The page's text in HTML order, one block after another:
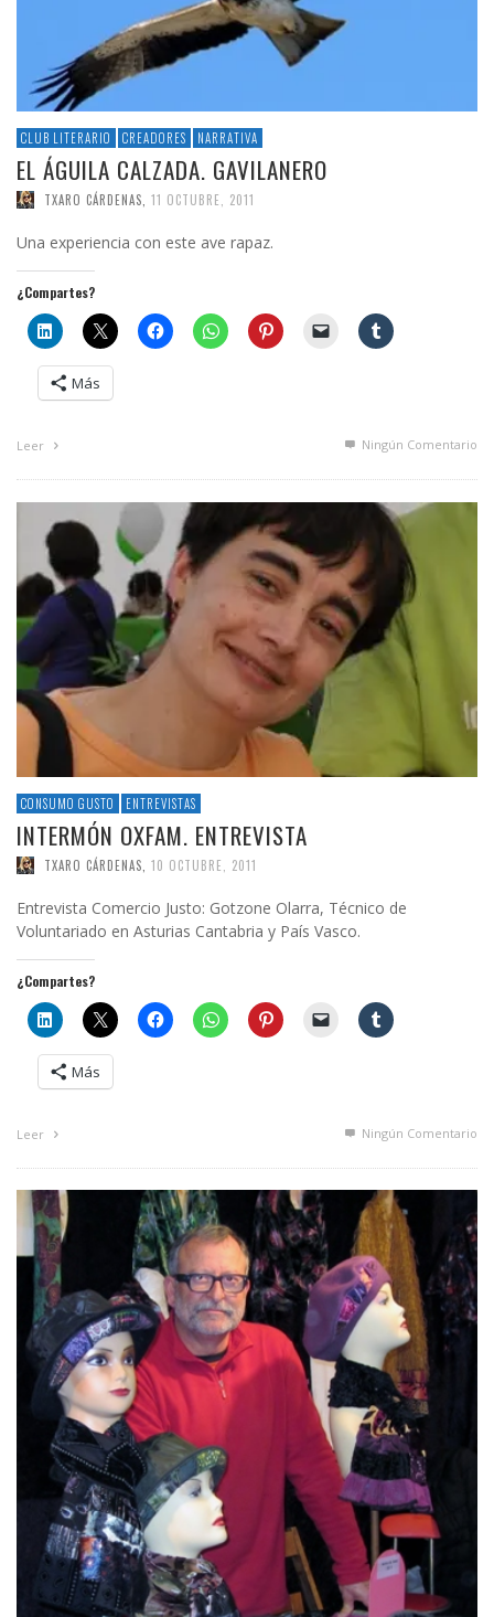
CLUB LITERARIO CREADORES NARRATIVA
EL ÁGUILA CALZADA. GAVILANERO
TXARO CÁRDENAS 11 OCTUBRE, 2011
Una experiencia con este ave rapaz.
¿Compartes?
Más
Leer Ningún Comentario
CONSUMO GUSTO ENTREVISTAS
INTERMÓN OXFAM. ENTREVISTA
TXARO CÁRDENAS 10 OCTUBRE, 2011
Entrevista Comercio Justo: Gotzone Olarra, Técnico de
Voluntariado en Asturias Cantabria y País Vasco.
¿Compartes?
Más
Leer Ningún Comentario